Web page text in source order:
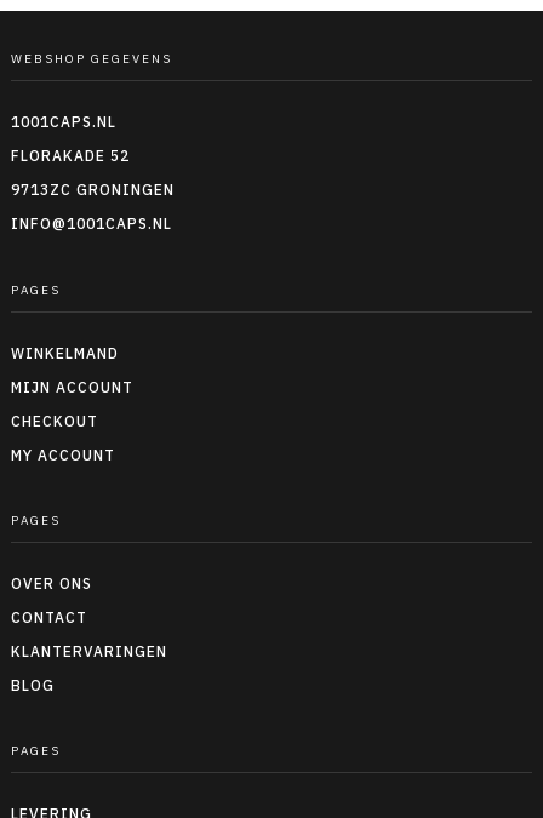
WEBSHOP GEGEVENS
1001CAPS.NL
FLORAKADE 52
9713ZC GRONINGEN
INFO@1001CAPS.NL
PAGES
WINKELMAND
MIJN ACCOUNT
CHECKOUT
MY ACCOUNT
PAGES
OVER ONS
CONTACT
KLANTERVARINGEN
BLOG
PAGES
LEVERING